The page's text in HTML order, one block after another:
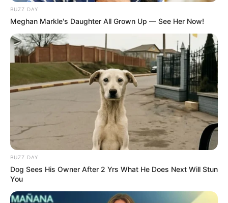
LIHAT ARTIKEL LAINNYA
9 Desain Detail Barang
Sangat Membantu, Jadi
Lebih Mudah Deh
Manfaatkan Ruang
Kosong, 10 Desain
Tangga Minimalis yang
Multifungsi
BUZZ DAY
Meghan Markle's Daughter All Grown Up — See Her Now!
BUZZ DAY
Dog Sees His Owner After 2 Yrs What He Does Next Will Stun
You